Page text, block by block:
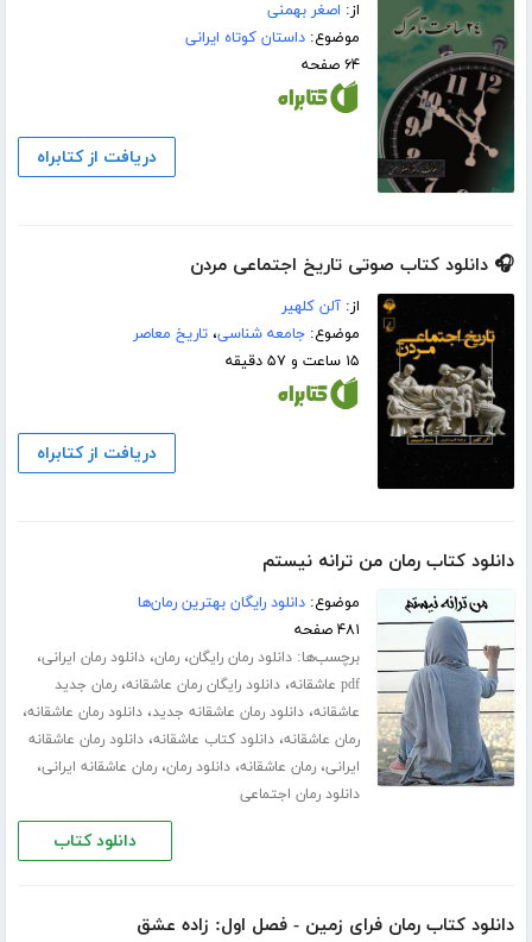
از: اصغر بهمنی
موضوع:داستان کوتاه ایرانی
۶۴ صفحه
دریافت از کتابراه
🎧 دانلود کتاب صوتی تاریخ اجتماعی مردن
از:آلن کلهیر
موضوع:جامعه شناسی،تاریخ معاصر
۱۵ ساعت و ۵۷ دقیقه
دریافت از کتابراه
دانلود کتاب رمان من ترانه نیستم
موضوع:دانلود رایگان بهترین رمان‌ها
۴۸۱ صفحه
برچسب‌ها:دانلود رمان رایگان،رمان،دانلود رمان ایرانی،
pdf عاشقانه ،دانلود رایگان رمان عاشقانه،رمان جدید
عاشقانه،دانلود رمان عاشقانه جدید،دانلود رمان عاشقانه،
رمان عاشقانه،دانلود کتاب عاشقانه،دانلود رمان عاشقانه
ایرانی،رمان عاشقانه،دانلود رمان،رمان عاشقانه ایرانی،
دانلود رمان اجتماعی
دانلود کتاب
دانلود کتاب رمان فرای زمین - فصل اول: زاده عشق